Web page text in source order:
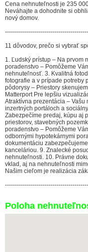
Cena nehnuteľnosti je 235
Neváhajte a dohodnite si
nový domov.
11 dôvodov, prečo si vybrať
1. Ľudský prístup – Na prvom
poradenstvo – Pomôžeme
nehnuteľnosť. 3. Kvalitná
fotografie a v prípade potreby
pôdorysy – Priestory
Matterport Pre lepšiu
Atraktívna prezentácia –
inzertných portáloch a
Zabezpečíme predaj, kúpu aj
priestorov, stavebných
poradenstvo – Pomôžeme
odbornými hypotekárnymi
dokumentáciu
kanceláriou. 9. Znalecké
nehnuteľnosti. 10. Právne
vklad, aj na nehnuteľnosti
Našim cieľom je realizácia
Poloha